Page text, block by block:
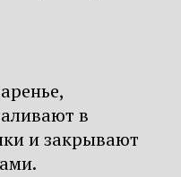
в
и закрывают